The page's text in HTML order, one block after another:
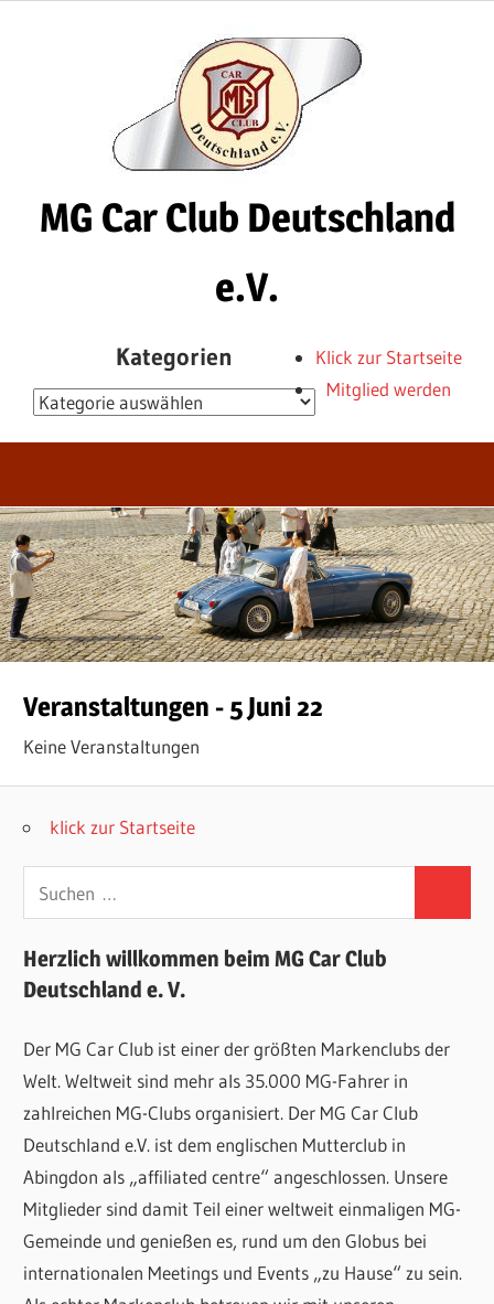
MG Car Club Deutschland
e.V.
Club
Kategorien
Kategorien
Klick zur Startseite
Mitglied werden
Veranstaltungen - 5 Juni 22
Keine Veranstaltungen
klick zur Startseite
nach:
Herzlich willkommen beim MG Car Club
Deutschland e. V.
Der MG Car Club ist einer der größten Markenclubs der
Welt. Weltweit sind mehr als 35.000 MG-Fahrer in
zahlreichen MG-Clubs organisiert. Der MG Car Club
Deutschland e.V. ist dem englischen Mutterclub in
Abingdon als „affiliated centre“ angeschlossen. Unsere
Mitglieder sind damit Teil einer weltweit einmaligen MG-
Gemeinde und genießen es, rund um den Globus bei
internationalen Meetings und Events „zu Hause“ zu sein.